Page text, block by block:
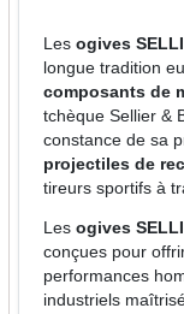
Lesogives
longue tradition
composants de
tchèque Sellier &
constance de sa
projectiles de
tireurs sportifs à
Lesogives
conçues pour
performances
industriels